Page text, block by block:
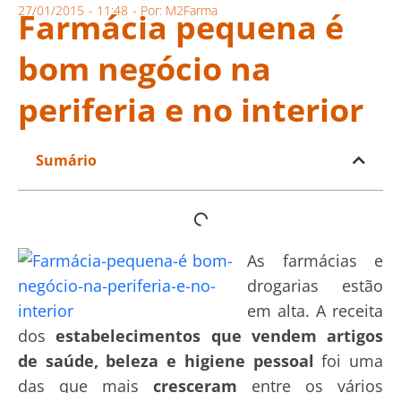
27/01/2015 - 11:48 - Por: M2Farma
Farmácia pequena é
bom negócio na
periferia e no interior
Sumário
As farmácias e
drogarias estão
em alta. A receita
dosestabelecimentos que vendem artigos
de saúde, beleza e higiene pessoal foi uma
das que mais cresceram entre os vários